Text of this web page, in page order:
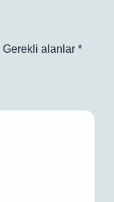
Gerekli alanlar *